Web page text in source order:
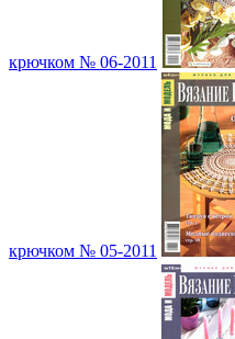
крючком № 06-2011
крючком № 05-2011